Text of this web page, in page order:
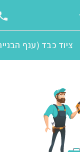
ציוד כבד (ענף